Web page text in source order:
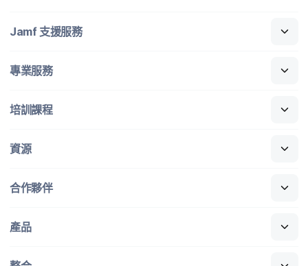
Jamf 支援​服務
專業​服務
培訓​課程
資源
合作​夥伴
產品